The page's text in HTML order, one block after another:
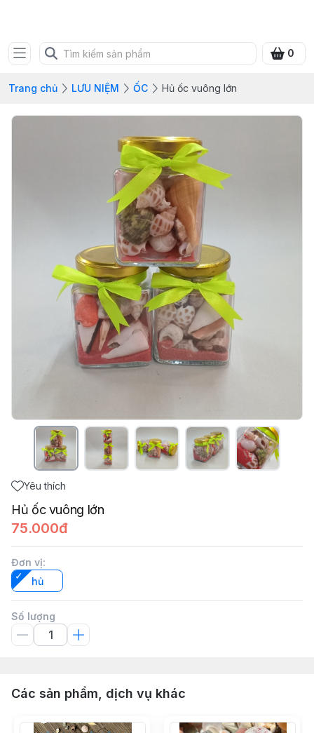
0
Trang chủ LƯU NIỆM ỐC Hủ ốc vuông lớn
Yêu thích
Hủ ốc vuông lớn
75.000đ
Đơn vị:
hủ
Số lượng
Các sản phẩm, dịch vụ khác